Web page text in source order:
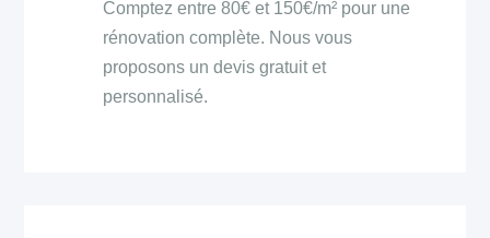
Comptez entre 80€ et 150€/m² pour une
rénovation complète. Nous vous
proposons un devis gratuit et
personnalisé.